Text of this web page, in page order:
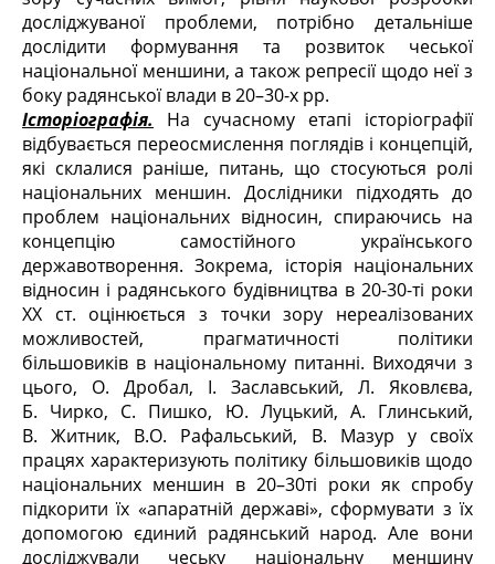
досліджуваної проблеми, потрібно детальніше
дослідити формування та розвиток чеської
національної меншини, а також репресії щодо неї з
боку радянської влади в 20–30-х рр.
Історіографія. На сучасному етапі історіографії
відбувається переосмислення поглядів і концепцій,
які склалися раніше, питань, що стосуються ролі
національних меншин. Дослідники підходять до
проблем національних відносин, спираючись на
концепцію самостійного українського
державотворення. Зокрема, історія національних
відносин і радянського будівництва в 20-30-ті роки
ХХ ст. оцінюється з точки зору нереалізованих
можливостей, прагматичності політики
більшовиків в національному питанні. Виходячи з
цього, О. Дробал, І. Заславський, Л. Яковлєва,
Б. Чирко, С. Пишко, Ю. Луцький, А. Глинський,
В. Житник, В.О. Рафальський, В. Мазур у своїх
працях характеризують політику більшовиків щодо
національних меншин в 20–30ті роки як спробу
підкорити їх «апаратній державі», сформувати з їх
допомогою єдиний радянський народ. Але вони
досліджували чеську національну меншину